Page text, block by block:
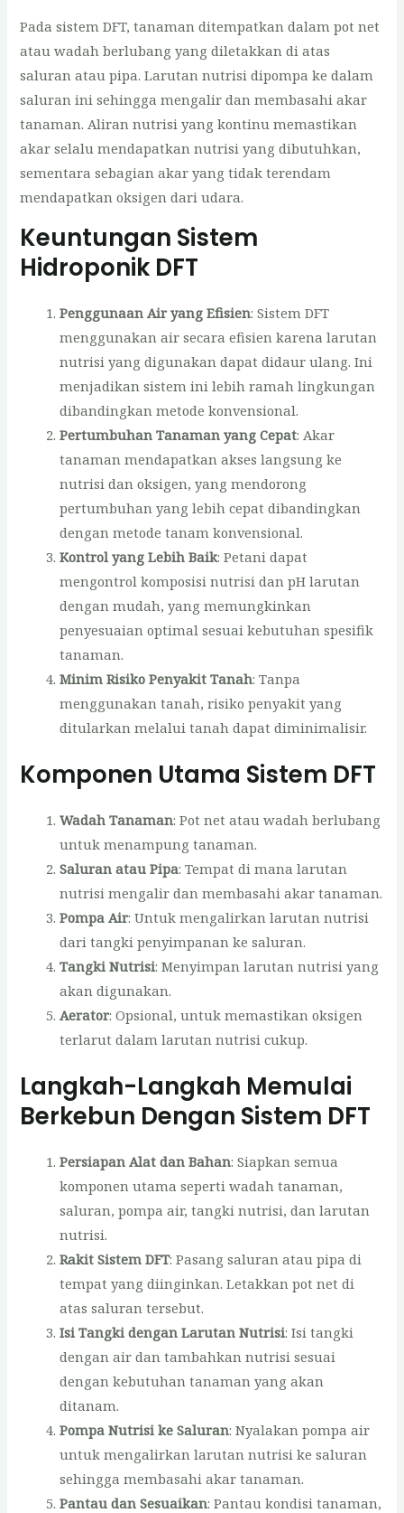
Pada sistem DFT, tanaman ditempatkan dalam pot net
atau wadah berlubang yang diletakkan di atas
saluran atau pipa. Larutan nutrisi dipompa ke dalam
saluran ini sehingga mengalir dan membasahi akar
tanaman. Aliran nutrisi yang kontinu memastikan
akar selalu mendapatkan nutrisi yang dibutuhkan,
sementara sebagian akar yang tidak terendam
mendapatkan oksigen dari udara.
Keuntungan Sistem
Hidroponik DFT
Penggunaan Air yang Efisien: Sistem DFT
menggunakan air secara efisien karena larutan
nutrisi yang digunakan dapat didaur ulang. Ini
menjadikan sistem ini lebih ramah lingkungan
dibandingkan metode konvensional.
Pertumbuhan Tanaman yang Cepat: Akar
tanaman mendapatkan akses langsung ke
nutrisi dan oksigen, yang mendorong
pertumbuhan yang lebih cepat dibandingkan
dengan metode tanam konvensional.
Kontrol yang Lebih Baik: Petani dapat
mengontrol komposisi nutrisi dan pH larutan
dengan mudah, yang memungkinkan
penyesuaian optimal sesuai kebutuhan spesifik
tanaman.
Minim Risiko Penyakit Tanah: Tanpa
menggunakan tanah, risiko penyakit yang
ditularkan melalui tanah dapat diminimalisir.
Komponen Utama Sistem DFT
Wadah Tanaman: Pot net atau wadah berlubang
untuk menampung tanaman.
Saluran atau Pipa: Tempat di mana larutan
nutrisi mengalir dan membasahi akar tanaman.
Pompa Air: Untuk mengalirkan larutan nutrisi
dari tangki penyimpanan ke saluran.
Tangki Nutrisi: Menyimpan larutan nutrisi yang
akan digunakan.
Aerator: Opsional, untuk memastikan oksigen
terlarut dalam larutan nutrisi cukup.
Langkah-Langkah Memulai
Berkebun Dengan Sistem DFT
Persiapan Alat dan Bahan: Siapkan semua
komponen utama seperti wadah tanaman,
saluran, pompa air, tangki nutrisi, dan larutan
nutrisi.
Rakit Sistem DFT: Pasang saluran atau pipa di
tempat yang diinginkan. Letakkan pot net di
atas saluran tersebut.
Isi Tangki dengan Larutan Nutrisi: Isi tangki
dengan air dan tambahkan nutrisi sesuai
dengan kebutuhan tanaman yang akan
ditanam.
Pompa Nutrisi ke Saluran: Nyalakan pompa air
untuk mengalirkan larutan nutrisi ke saluran
sehingga membasahi akar tanaman.
Pantau dan Sesuaikan: Pantau kondisi tanaman,